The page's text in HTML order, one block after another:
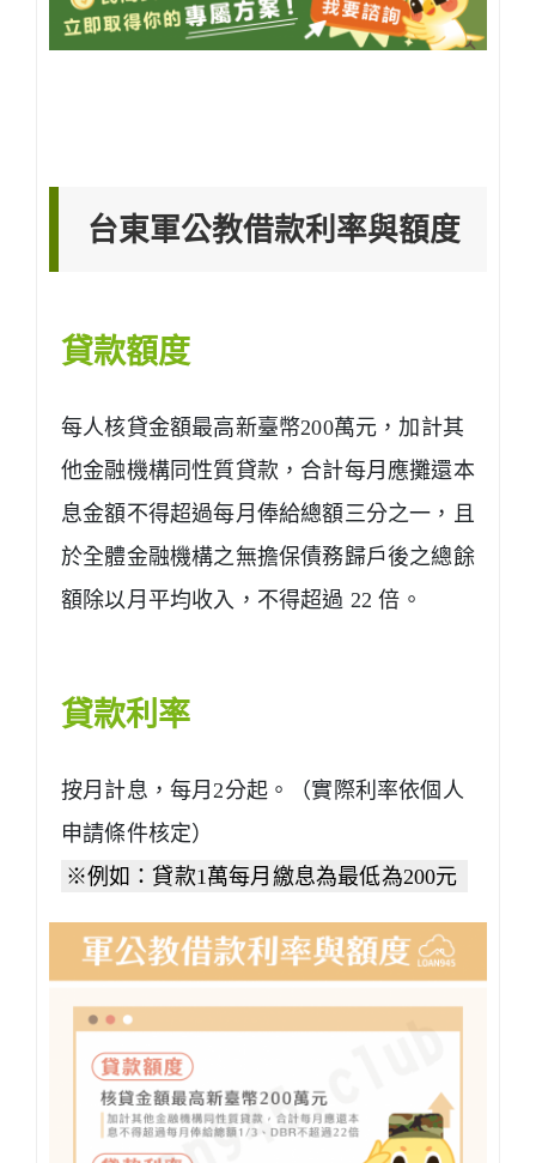
台東軍公教借款利率與額度
貸款額度
每人核貸金額最高新臺幣200萬元，加計其
他金融機構同性質貸款，合計每月應攤還本
息金額不得超過每月俸給總額三分之一，且
於全體金融機構之無擔保債務歸戶後之總餘
額除以月平均收入，不得超過 22 倍。
貸款利率
按月計息，每月2分起。（實際利率依個人
申請條件核定）
※例如：貸款1萬每月繳息為最低為200元